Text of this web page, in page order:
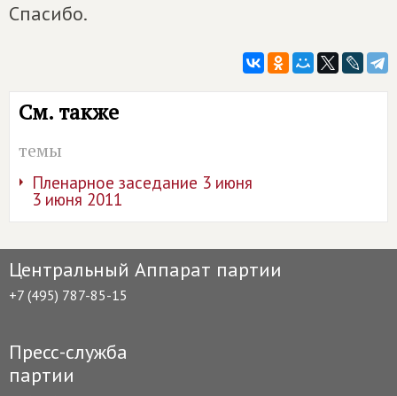
Спасибо.
См. также
темы
Пленарное заседание 3 июня
3 июня 2011
Центральный Аппарат партии
+7 (495) 787-85-15
Пресс-служба
партии